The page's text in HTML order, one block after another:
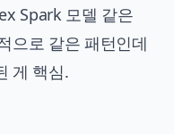
Spark 모델 같은
으로 같은 패턴인데
게 핵심.